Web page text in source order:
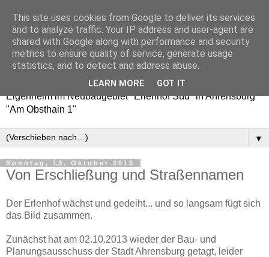
Erlenhof 38 - Auf nach
Ahrensburg!
Baublog / Bautagebuch über den Weg zu unserem
Eigenheim im Neubaugebiet "Erlenhof Süd" in Ahrensburg
"Am Obsthain 1"
▼
Sonntag, 13. Oktober 2013
Von Erschließung und Straßennamen
Der Erlenhof wächst und gedeiht... und so langsam fügt sich
das Bild zusammen.
Zunächst hat am 02.10.2013 wieder der Bau- und
Planungsausschuss der Stadt Ahrensburg getagt, leider
This site uses cookies from Google to deliver its services
and to analyze traffic. Your IP address and user-agent are
shared with Google along with performance and security
metrics to ensure quality of service, generate usage
statistics, and to detect and address abuse.
LEARN MORE GOT IT